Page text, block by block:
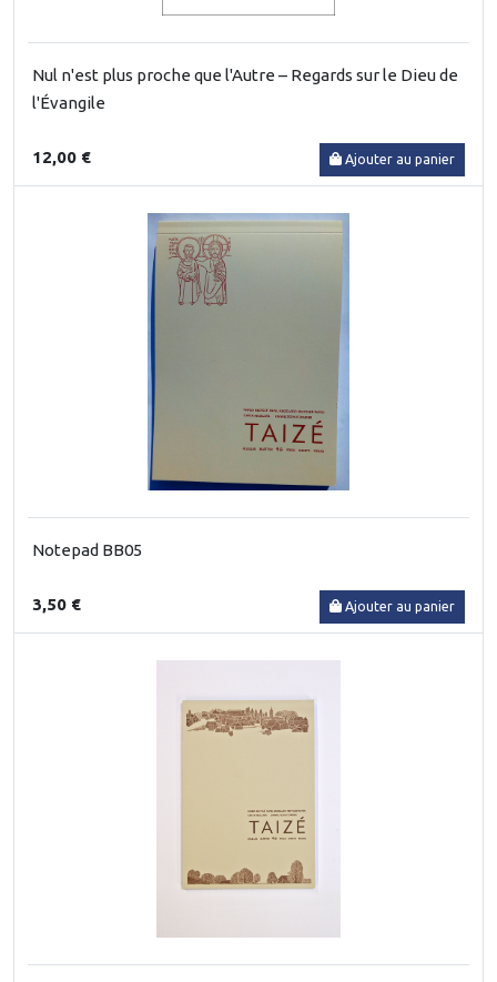
Nul n'est plus proche que l'Autre – Regards sur le Dieu de
l'Évangile
12,00 € Ajouter au panier
Notepad BB05
3,50 € Ajouter au panier